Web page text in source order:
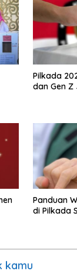
Pilkada
dan Gen Z
Panduan
di Pilkada
kamu